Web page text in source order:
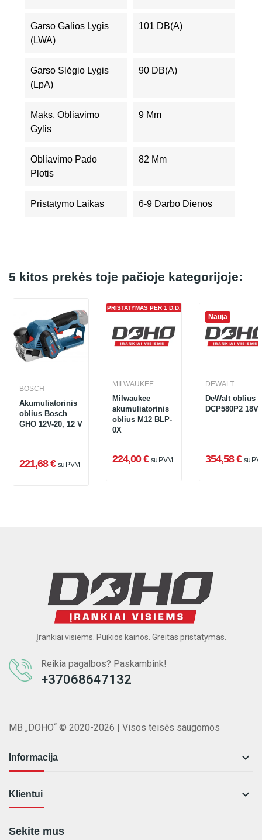
Garso Galios Lygis
(LWA)
101 DB(A)
Garso Slėgio Lygis
(LpA)
90 DB(A)
Maks. Obliavimo
Gylis
9 Mm
Obliavimo Pado
Plotis
82 Mm
Pristatymo Laikas 6-9 Darbo Dienos
5 kitos prekės toje pačioje kategorijoje:
BOSCH
Akumuliatorinis
oblius Bosch
GHO 12V-20, 12 V
221,68 € su PVM
PRISTATYMAS PER 1 D.D.
MILWAUKEE
Milwaukee
akumuliatorinis
oblius M12 BLP-
0X
224,00 € su PVM
Nauja
DEWALT
DeWalt oblius
DCP580P2 18V
354,58 € su
Įrankiai visiems. Puikios kainos. Greitas pristatymas.
Reikia pagalbos? Paskambink!
+37068647132
MB „DOHO“ © 2020-2026 | Visos teisės saugomos
Informacija 
Klientui 
Sekite mus